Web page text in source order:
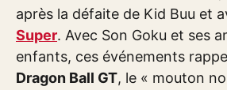
après la défaite de Kid Buu et
Super. Avec Son Goku et ses
enfants, ces événements
Dragon Ball GT, le « mouton